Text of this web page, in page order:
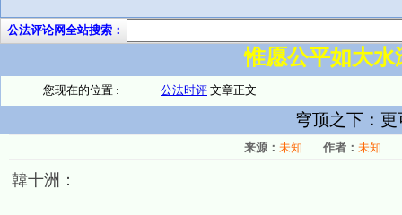
公法评论网全站搜索：
惟愿公平如大
您现在的位置 : 公法时评 文章正文
穹顶之下：
来源： 未知 作者： 未知
韓十洲：